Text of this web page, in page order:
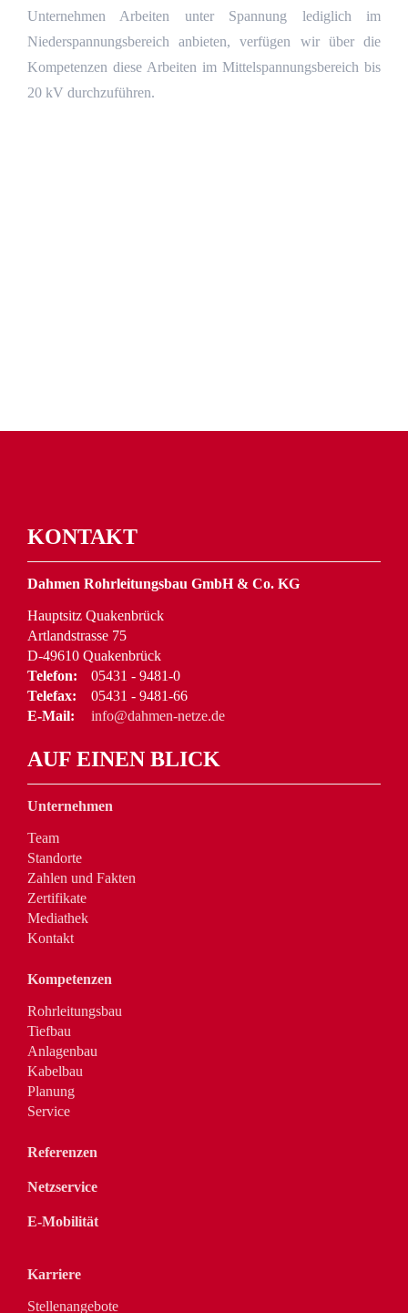
Unternehmen Arbeiten unter Spannung lediglich im
Niederspannungsbereich anbieten, verfügen wir über die
Kompetenzen diese Arbeiten im Mittelspannungsbereich bis
20 kV durchzuführen.
KONTAKT
Dahmen Rohrleitungsbau GmbH & Co. KG
Hauptsitz Quakenbrück
Artlandstrasse 75
D-49610 Quakenbrück
Telefon:
05431 - 9481-0
Telefax:
05431 - 9481-66
E-Mail:
info@dahmen-netze.de
AUF EINEN BLICK
Unternehmen
Team
Standorte
Zahlen und Fakten
Zertifikate
Mediathek
Kontakt
Kompetenzen
Rohrleitungsbau
Tiefbau
Anlagenbau
Kabelbau
Planung
Service
Referenzen
Netzservice
E-Mobilität
Karriere
Stellenangebote